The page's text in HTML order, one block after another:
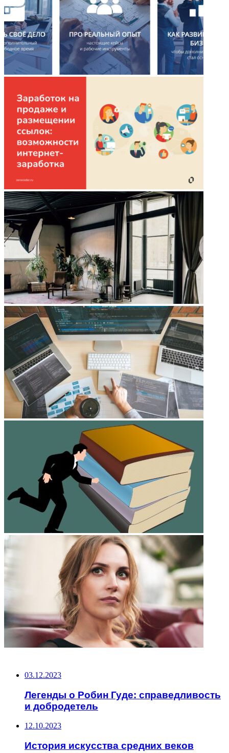
03.12.2023
Легенды о Робин Гуде: справедливость
и добродетель
12.10.2023
История искусства средних веков